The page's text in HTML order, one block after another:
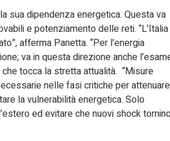
sua dipendenza energetica. Questa va
e potenziamento delle reti. “L’Italia
afferma Panetta. “Per l’energia
va in questa direzione anche
tocca la stretta attualità. “Misure
nelle fasi critiche per attenuare
la vulnerabilità energetica. Solo
ed evitare che nuovi shock